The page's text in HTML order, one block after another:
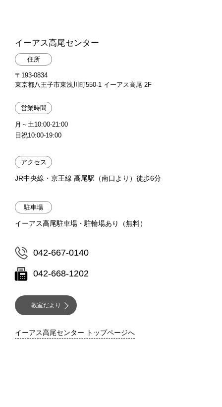
イーアス高尾センター
住所
〒193-0834
東京都八王子市東浅川町550-1 イーアス高尾 2F
営業時間
月～土10:00-21:00
日祝10:00-19:00
アクセス
JR中央線・京王線 高尾駅（南口より）徒歩6分
駐車場
イーアス高尾駐車場・駐輪場あり（無料）
042-667-0140
042-668-1202
教室だより
イーアス高尾センター トップページへ